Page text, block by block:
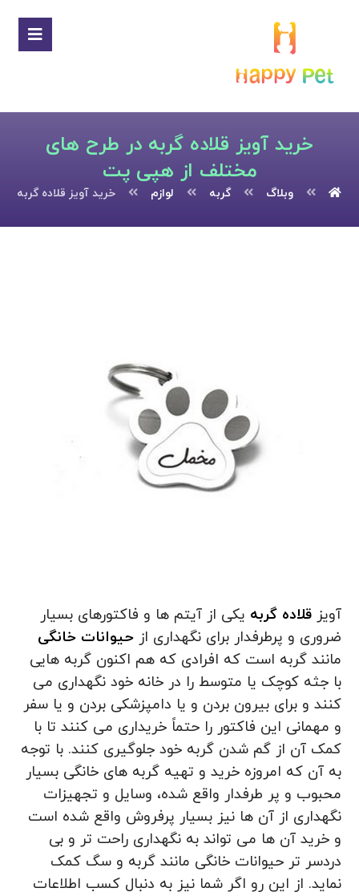
خرید آویز قلاده گربه در طرح های
مختلف از هپی پت
وبلاگ گربه لوازم خرید آویز قلاده
آویزقلاده گربه یکی از آیتم ها و فاکتورهای بسیار
ضروری و پرطرفدار برای نگهداری ازحیوانات خانگی
مانند گربه است که افرادی که هم اکنون گربه هایی
با جثه کوچک یا متوسط را در خانه خود نگهداری می
کنند و برای بیرون بردن و یا دامپزشکی بردن و یا سفر
و مهمانی این فاکتور را حتماً خریداری می کنند تا با
کمک آن از گم شدن گربه خود جلوگیری کنند. با توجه
به آن که امروزه خرید و تهیه گربه های خانگی بسیار
محبوب و پر طرفدار واقع شده، وسایل و تجهیزات
نگهداری از آن ها نیز بسیار پرفروش واقع شده است
و خرید آن ها می‌ تواند به نگهداری راحت تر و بی
دردسر تر حیوانات خانگی مانند گربه و سگ کمک
نماید. از این رو اگر شما نیز به دنبال کسب اطلاعات